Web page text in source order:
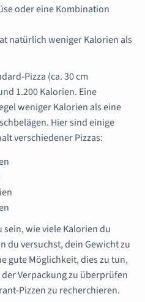
oder eine Kombination
natürlich weniger Kalorien als
Pizza (ca. 30 cm
1.200 Kalorien. Eine
weniger Kalorien als eine
Hier sind einige
verschiedener Pizzas:
sein, wie viele Kalorien du
du versuchst, dein Gewicht zu
gute Möglichkeit, dies zu tun,
Verpackung zu überprüfen
Pizzen zu recherchieren.